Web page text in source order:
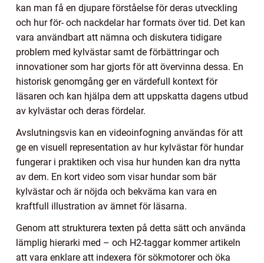
kan man få en djupare förståelse för deras utveckling
och hur för- och nackdelar har formats över tid. Det kan
vara användbart att nämna och diskutera tidigare
problem med kylvästar samt de förbättringar och
innovationer som har gjorts för att övervinna dessa. En
historisk genomgång ger en värdefull kontext för
läsaren och kan hjälpa dem att uppskatta dagens utbud
av kylvästar och deras fördelar.
Avslutningsvis kan en videoinfogning användas för att
ge en visuell representation av hur kylvästar för hundar
fungerar i praktiken och visa hur hunden kan dra nytta
av dem. En kort video som visar hundar som bär
kylvästar och är nöjda och bekväma kan vara en
kraftfull illustration av ämnet för läsarna.
Genom att strukturera texten på detta sätt och använda
lämplig hierarki med – och H2-taggar kommer artikeln
att vara enklare att indexera för sökmotorer och öka